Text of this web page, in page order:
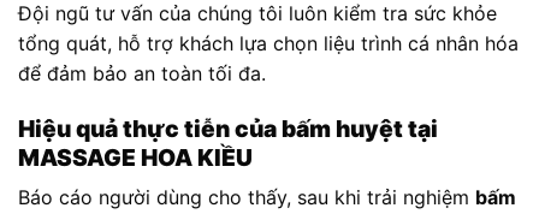
Đội ngũ tư vấn của chúng tôi luôn kiểm tra sức khỏe
tổng quát, hỗ trợ khách lựa chọn liệu trình cá nhân hóa
để đảm bảo an toàn tối đa.
Hiệu quả thực tiễn của bấm huyệt tại
MASSAGE HOA KIỀU
Báo cáo người dùng cho thấy, sau khi trải nghiệm bấm